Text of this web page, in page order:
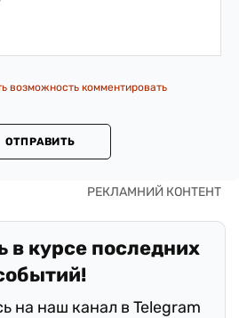
возможность комментировать
ОТПРАВИТЬ
в курсе последних
на наш канал в Telegram